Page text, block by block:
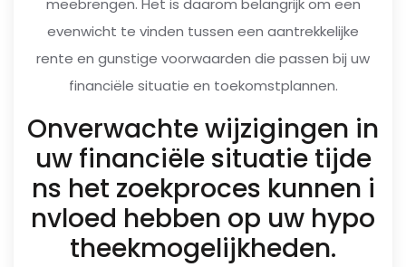
meebrengen. Het is daarom belangrijk om een
evenwicht te vinden tussen een aantrekkelijke
rente en gunstige voorwaarden die passen bij uw
financiële situatie en toekomstplannen.
Onverwachte wijzigingen in
uw financiële situatie tijde
ns het zoekproces kunnen i
nvloed hebben op uw hypo
theekmogelijkheden.